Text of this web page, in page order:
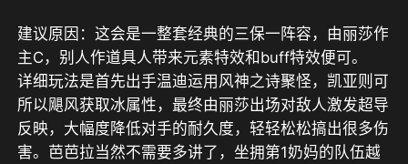
建议原因：这会是一整套经典的三保一阵容，由丽莎作
主C，别人作道具人带来元素特效和buff特效便可。
详细玩法是首先出手温迪运用风神之诗聚怪，凯亚则可
所以飓风获取冰属性，最终由丽莎出场对敌人激发超导
反映，大幅度降低对手的耐久度，轻轻松松搞出很多伤
害。芭芭拉当然不需要多讲了，坐拥第1奶妈的队伍越